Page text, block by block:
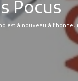
Pocus
est à nouveau à